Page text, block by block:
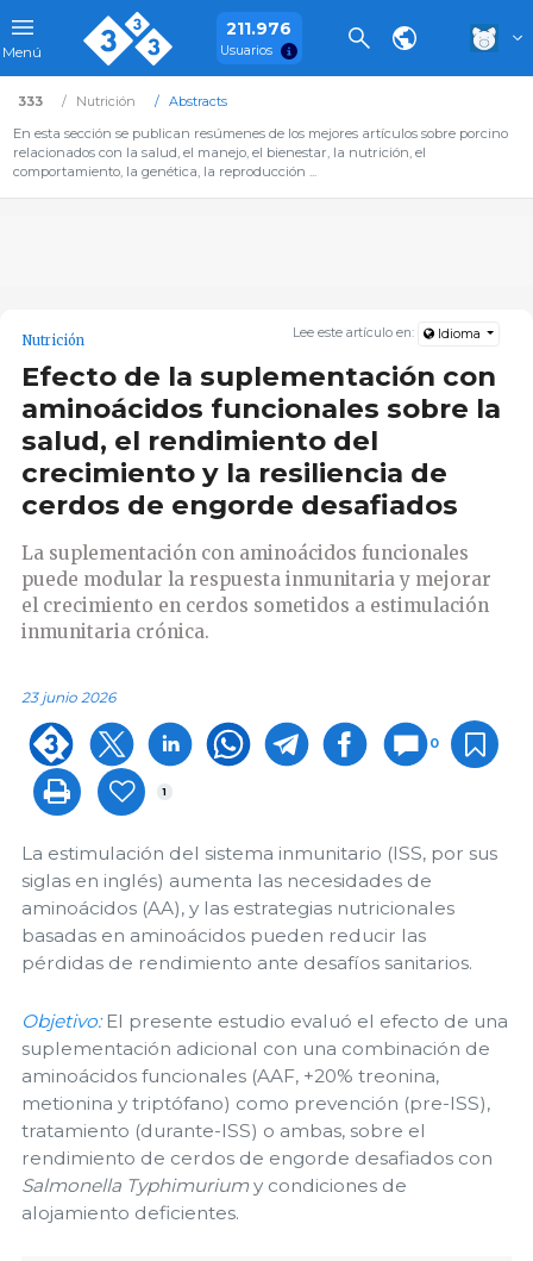
Menú
211.976
Usuarios
333 Nutrición
Abstracts
En esta sección se publican resúmenes de los mejores artículos sobre porcino
relacionados con la salud, el manejo, el bienestar, la nutrición, el
comportamiento, la genética, la reproducción ...
Lee este artículo en: Idioma
Nutrición
Efecto de la suplementación con
aminoácidos funcionales sobre la
salud, el rendimiento del
crecimiento y la resiliencia de
cerdos de engorde desafiados
La suplementación con aminoácidos funcionales
puede modular la respuesta inmunitaria y mejorar
el crecimiento en cerdos sometidos a estimulación
inmunitaria crónica.
23 junio 2026
0
1
La estimulación del sistema inmunitario (ISS, por sus
siglas en inglés) aumenta las necesidades de
aminoácidos (AA), y las estrategias nutricionales
basadas en aminoácidos pueden reducir las
pérdidas de rendimiento ante desafíos sanitarios.
Objetivo:El presente estudio evaluó el efecto de una
suplementación adicional con una combinación de
aminoácidos funcionales (AAF, +20% treonina,
metionina y triptófano) como prevención (pre-ISS),
tratamiento (durante-ISS) o ambas, sobre el
rendimiento de cerdos de engorde desafiados con
Salmonella Typhimuriumy condiciones de
alojamiento deficientes.